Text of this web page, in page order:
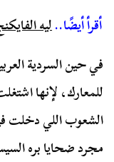
أقرأ أيضًا..ليه
في حين السردية
للمعارك، لإنها
الشعوب اللي دخلت
مجرد ضحايا بره